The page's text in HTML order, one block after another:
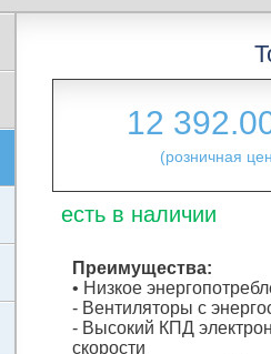
12
(розничная
есть в наличии
Преимущества:
• Низкое
- Вентиляторы с
- Высокий КПД
скорости